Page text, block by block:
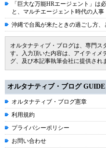
「巨大な万能HRエージェント」は
と、マルチエージェント時代の人事
沖縄で台風が来たときの過ごし方、
オルタナティブ・ブログは、専門ス
す。入力頂いた内容は、アイティメ
グ、及び本記事執筆会社に提供され
オルタナティブ・ブログ GUIDE
オルタナティブ・ブログ憲章
利用規約
プライバシーポリシー
お問い合わせ